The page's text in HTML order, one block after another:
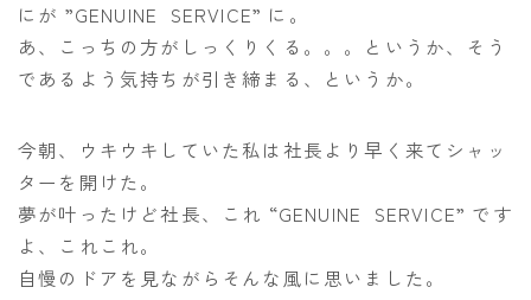
にが ”GENUINE SERVICE” に。
あ、こっちの方がしっくりくる。。。というか、そう
であるよう気持ちが引き締まる、というか。
今朝、ウキウキしていた私は社長より早く来てシャッ
ターを開けた。
夢が叶ったけど社長、これ “GENUINE SERVICE” です
よ、これこれ。
自慢のドアを見ながらそんな風に思いました。